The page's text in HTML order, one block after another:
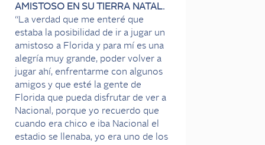
AMISTOSO EN SU TIERRA NATAL.
“La verdad que me enteré que
estaba la posibilidad de ir a jugar un
amistoso a Florida y para mí es una
alegría muy grande, poder volver a
jugar ahí, enfrentarme con algunos
amigos y que esté la gente de
Florida que pueda disfrutar de ver a
Nacional, porque yo recuerdo que
cuando era chico e iba Nacional el
estadio se llenaba, yo era uno de los